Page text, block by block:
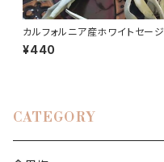
カルフォルニア産ホワイトセージ
¥440
CATEGORY